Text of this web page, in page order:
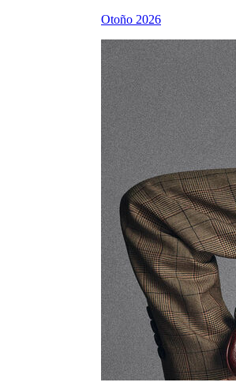
Otoño 2026